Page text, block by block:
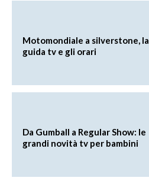
Motomondiale a silverstone, la
guida tv e gli orari
Da Gumball a Regular Show: le
grandi novità tv per bambini